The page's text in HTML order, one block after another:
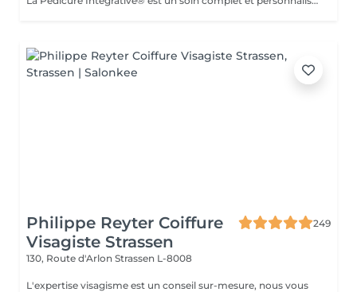
Philippe Reyter Coiffure
Visagiste Strassen
249
130, Route d'Arlon Strassen L-8008
L'expertise visagisme est un conseil sur-mesure, nous vous